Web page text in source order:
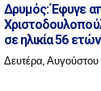
Δρυμός: Έφυγε
σε ηλικία 56 ετών
Δευτέρα,